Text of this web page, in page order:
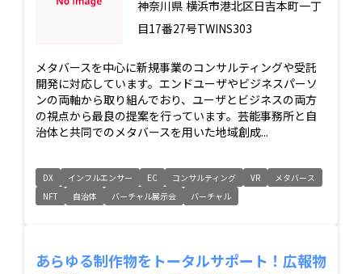
神奈川県 横浜市港北区日吉本町一丁
目17番27号TWINS303
メタバースを中心に新規事業のコンサルティングや受託
開発に対応しています。エンドユーザやビジネスパーソ
ンの両軸から取り組んでおり、ユーザとビジネスの両方
の視点から最良の提案を行っています。芸能事務所と自
治体と共同でのメタバースを用いた地域創成...
DX インフルエンサー EC コンサルティング VR
メタバース
NFT
自治体 バーチャル展示会 バーチャル
あらゆる制作物をトータルサポート！広報物